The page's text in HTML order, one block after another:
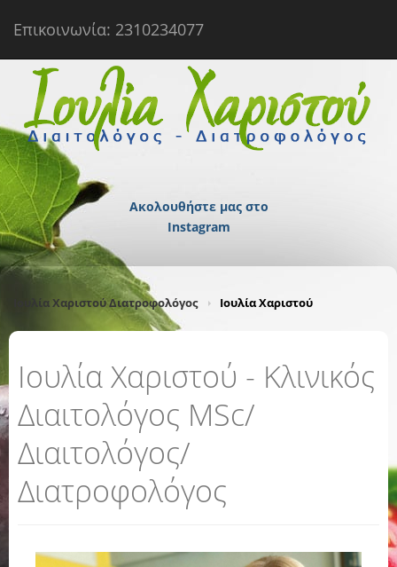
Επικοινωνία: 2310234077
Ακολουθήστε μας στο
Instagram
Ιουλία Χαριστού Διατροφολόγος Ιουλία Χαριστού
Ιουλία Χαριστού - Κλινικός
Διαιτολόγος MSc/
Διαιτολόγος/
Διατροφολόγος